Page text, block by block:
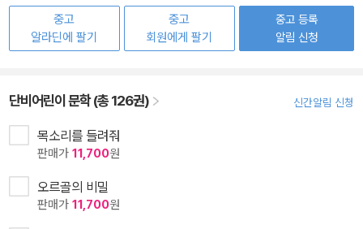
중고
알라딘에 팔기
중고
회원에게 팔기
중고 등록
알림 신청
단비어린이 문학 (총 126권) 신간알림 신청
목소리를 들려줘
판매가 11,700원
오르골의 비밀
판매가 11,700원